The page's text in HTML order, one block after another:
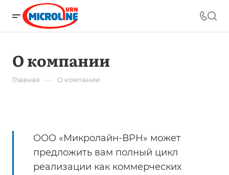
О компании
Главная — О компании
ООО «Микролайн-ВРН» может
предложить вам полный цикл
реализации как коммерческих